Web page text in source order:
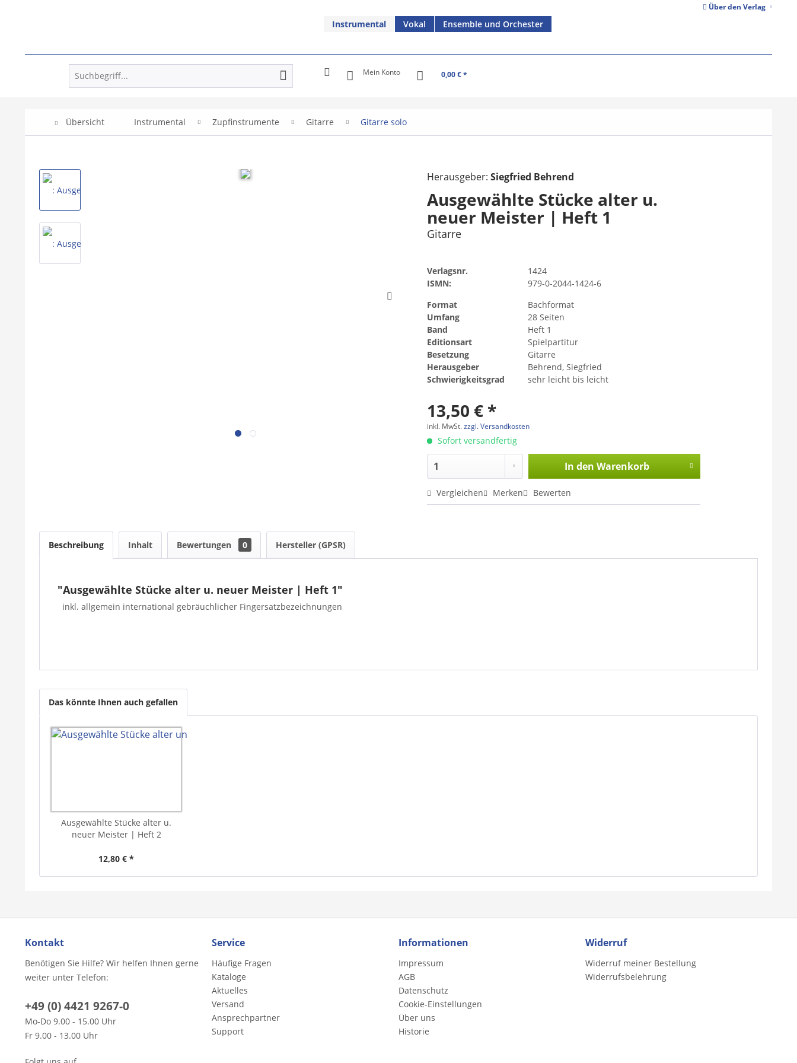
Über den Verlag
Instrumental Vokal Ensemble und Orchester
Mein Konto 0,00 € *
Übersicht Instrumental Zupfinstrumente Gitarre Gitarre solo
Herausgeber:Siegfried Behrend
Ausgewählte Stücke alter u.
neuer Meister | Heft 1
Gitarre
Verlagsnr.
1424
ISMN:
979-0-2044-1424-6
Format
Bachformat
Umfang
28 Seiten
Band
Heft 1
Editionsart
Spielpartitur
Besetzung
Gitarre
Herausgeber
Behrend, Siegfried
Schwierigkeitsgrad
sehr leicht bis leicht
13,50 € *
inkl. MwSt.zzgl. Versandkosten
Sofort versandfertig
In den Warenkorb
Vergleichen Merken Bewerten
Beschreibung Inhalt Bewertungen 0 Hersteller (GPSR)
"Ausgewählte Stücke alter u. neuer Meister | Heft 1"
inkl. allgemein international gebräuchlicher Fingersatzbezeichnungen
Das könnte Ihnen auch gefallen
Ausgewählte Stücke alter u.
neuer Meister | Heft 2
12,80 € *
Kontakt
Benötigen Sie Hilfe? Wir helfen Ihnen gerne
weiter unter Telefon:
+49 (0) 4421 9267-0
Mo-Do 9.00 - 15.00 Uhr
Fr 9.00 - 13.00 Uhr
Service
Häufige Fragen
Kataloge
Aktuelles
Versand
Ansprechpartner
Support
Informationen
Impressum
AGB
Datenschutz
Cookie-Einstellungen
Über uns
Historie
Widerruf
Widerruf meiner Bestellung
Widerrufsbelehrung